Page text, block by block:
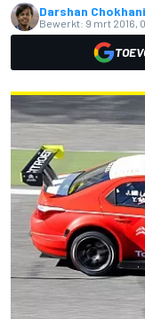
Darshan Chokhani
Bewerkt: 9 mrt 2016,